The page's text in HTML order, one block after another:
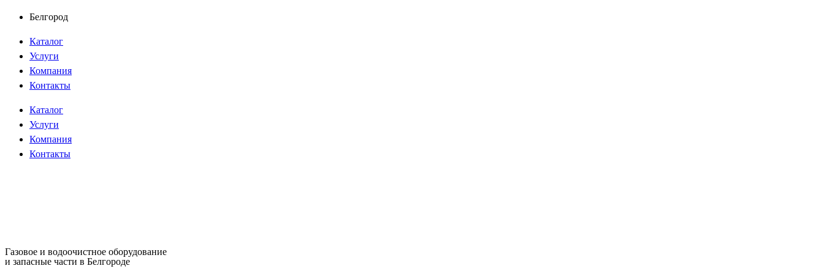
Перейти
содержимому
Белгород
Каталог
Услуги
Компания
Контакты
Каталог
Услуги
Компания
Контакты
Газовое и водоочистное оборудование
и запасные части в Белгороде